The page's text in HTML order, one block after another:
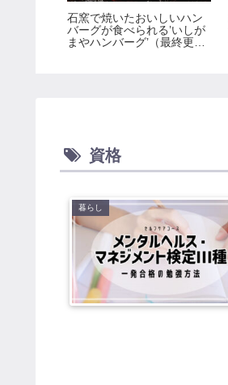
石窯で焼いたおいしいハン
バーグが食べられる’いしが
まやハンバーグ’（最終更
資格
暮らし